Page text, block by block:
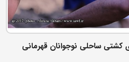
کشتی ساحلی نوجوانان قهرمانی